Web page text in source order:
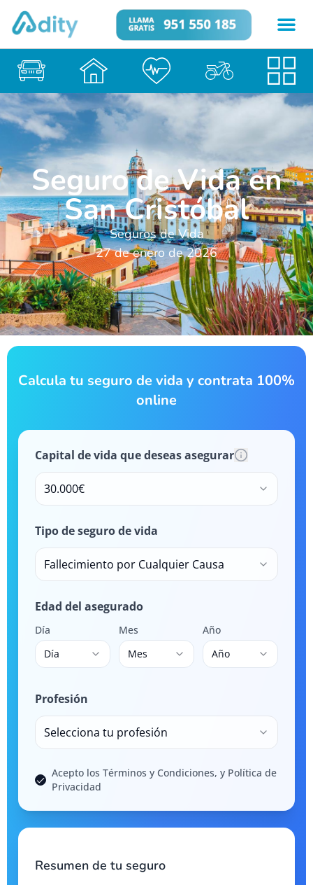
Seguro de Vida en
San Cristóbal
Seguros de Vida
27 de enero de 2026
Calcula tu seguro de vida y contrata 100%
online
Capital de vida que deseas asegurar
30.000€
Tipo de seguro de vida
Fallecimiento por Cualquier Causa
Edad del asegurado
Día
Día
Mes
Mes
Año
Año
Profesión
Selecciona tu profesión
Acepto los Términos y Condiciones, y Política de
Privacidad
Resumen de tu seguro